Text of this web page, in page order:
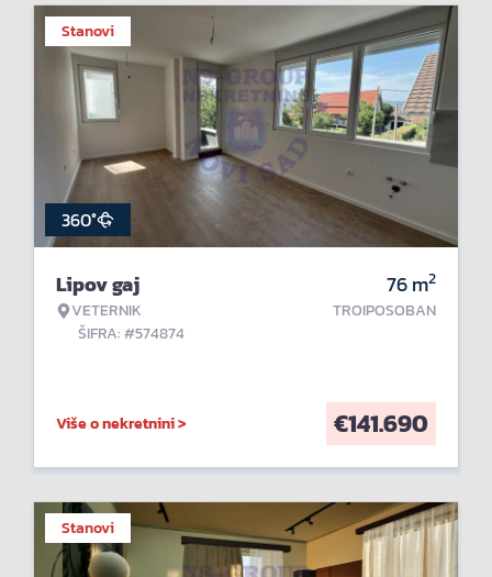
Stanovi
360°
Lipov gaj
VETERNIK
ŠIFRA: #574874
76m2
TROIPOSOBAN
Više o nekretnini > €141.690
Stanovi